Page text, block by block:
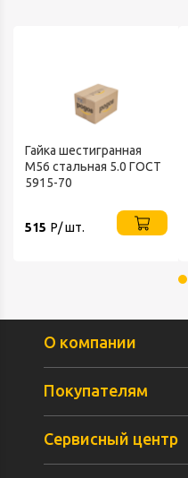
Гайка шестигранная
М56 стальная 5.0 ГОСТ
5915-70
515 Р/ шт.
О компании
Покупателям
Сервисный центр